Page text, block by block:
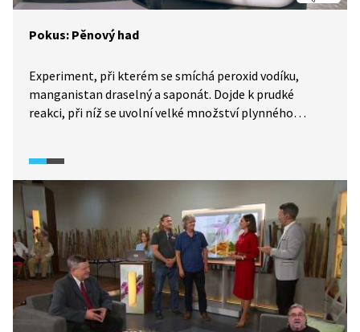
Pokus: Pěnový had
Experiment, při kterém se smíchá peroxid vodíku,
manganistan draselný a saponát. Dojde k prudké
reakci, při níž se uvolní velké množství plynného